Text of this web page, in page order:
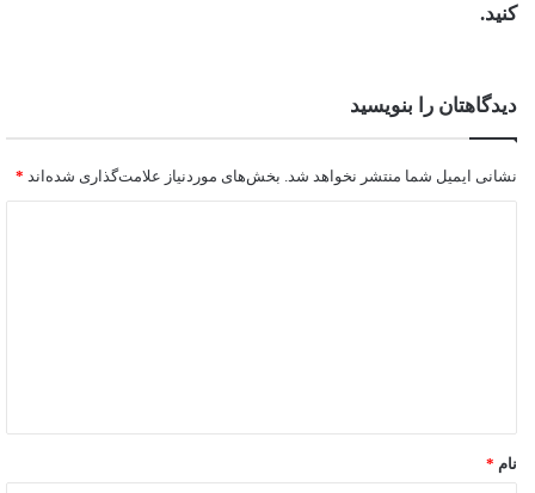
کنید.
دیدگاهتان را بنویسید
نشانی ایمیل شما منتشر نخواهد شد. بخش‌های موردنیاز علامت‌گذاری شده‌اند *
نام *